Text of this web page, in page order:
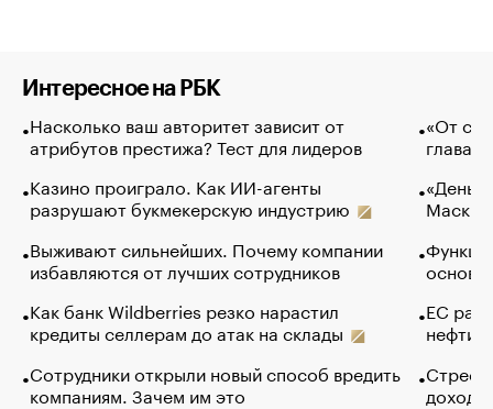
Интересное на РБК
Насколько ваш авторитет зависит от
атрибутов престижа? Тест для лидеров
Казино проиграло. Как ИИ-агенты
разрушают букмекерскую индустрию
Выживают сильнейших. Почему компании
избавляются от лучших сотрудников
Как банк Wildberries резко нарастил
кредиты селлерам до атак на склады
Сотрудники открыли новый способ вредить
компаниям. Зачем им это
«От
глава
Маск в
основ
ЕС
нефти